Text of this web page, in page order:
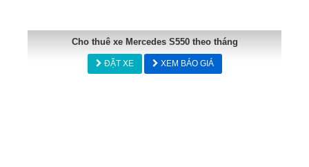
Cho thuê xe Mercedes S550 theo tháng
ĐẶT XE XEM BÁO GIÁ